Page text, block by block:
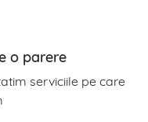
o parere
serviciile pe care